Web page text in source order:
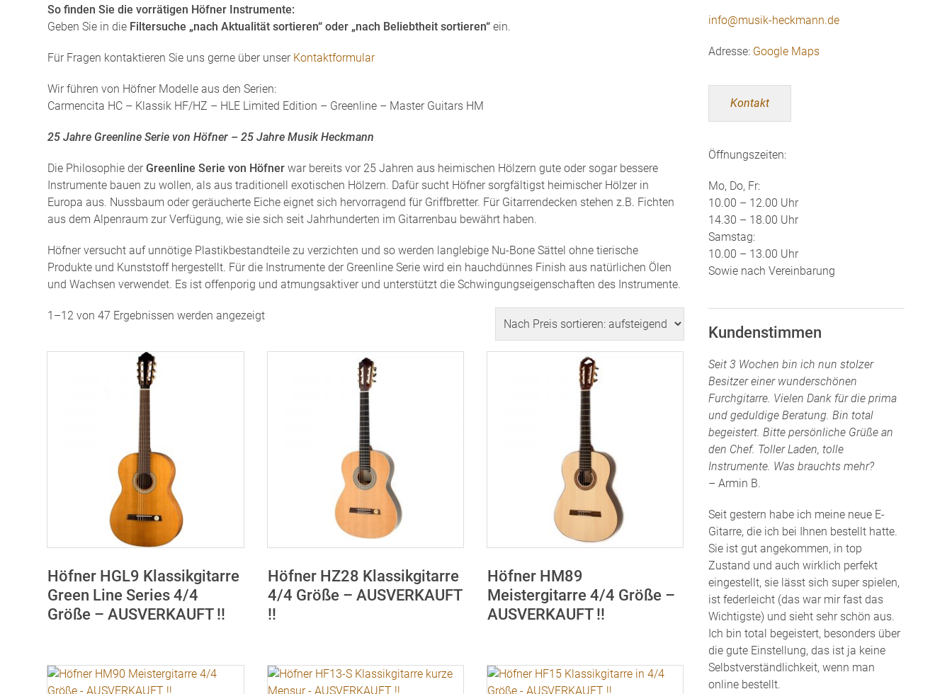
So finden Sie die vorrätigen Höfner Instrumente:
Geben Sie in die Filtersuche „nach Aktualität sortieren“ oder „nach Beliebtheit sortieren“ein.
Für Fragen kontaktieren Sie uns gerne über unser Kontaktformular
Wir führen von Höfner Modelle aus den Serien:
Carmencita HC – Klassik HF/HZ – HLE Limited Edition – Greenline – Master Guitars HM
25 Jahre Greenline Serie von Höfner – 25 Jahre Musik Heckmann
Die Philosophie derGreenline Serie von Höfner war bereits vor 25 Jahren aus heimischen Hölzern gute oder sogar bessere
Instrumente bauen zu wollen, als aus traditionell exotischen Hölzern. Dafür sucht Höfner sorgfältigst heimischer Hölzer in
Europa aus. Nussbaum oder geräucherte Eiche eignet sich hervorragend für Griffbretter. Für Gitarrendecken stehen z.B. Fichten
aus dem Alpenraum zur Verfügung, wie sie sich seit Jahrhunderten im Gitarrenbau bewährt haben.
Höfner versucht auf unnötige Plastikbestandteile zu verzichten und so werden langlebige Nu-Bone Sättel ohne tierische
Produkte und Kunststoff hergestellt. Für die Instrumente der Greenline Serie wird ein hauchdünnes Finish aus natürlichen Ölen
und Wachsen verwendet. Es ist offenporig und atmungsaktiver und unterstützt die Schwingungseigenschaften des Instrumente.
1–12 von 47 Ergebnissen werden angezeigtNach
sortiert:
Höfner HGL9 Klassikgitarre
Green Line Series 4/4
Größe – AUSVERKAUFT !!
Höfner HZ28 Klassikgitarre
4/4 Größe – AUSVERKAUFT
!!
Höfner HM89
Meistergitarre 4/4 Größe –
AUSVERKAUFT !!
info@musik-heckmann.de
Adresse: Google Maps
Kontakt
Öffnungszeiten:
Mo, Do, Fr:
10.00 – 12.00 Uhr
14.30 – 18.00 Uhr
Samstag:
10.00 – 13.00 Uhr
Sowie nach Vereinbarung
Kundenstimmen
Seit 3 Wochen bin ich nun stolzer
Besitzer einer wunderschönen
Furchgitarre. Vielen Dank für die prima
und geduldige Beratung. Bin total
begeistert. Bitte persönliche Grüße an
den Chef. Toller Laden, tolle
Instrumente. Was brauchts mehr?
– Armin B.
Seit gestern habe ich meine neue E-
Gitarre, die ich bei Ihnen bestellt hatte.
Sie ist gut angekommen, in top
Zustand und auch wirklich perfekt
eingestellt, sie lässt sich super spielen,
ist federleicht (das war mir fast das
Wichtigste) und sieht sehr schön aus.
Ich bin total begeistert, besonders über
die gute Einstellung, das ist ja keine
Selbstverständlichkeit, wenn man
online bestellt.